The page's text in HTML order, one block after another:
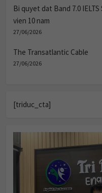
Bi quyet dat Band 7.0
vien 10 nam
27/06/2026
The Transatlantic Cable
27/06/2026
[triduc_cta]